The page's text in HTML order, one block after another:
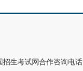
招生考试网合作咨询电